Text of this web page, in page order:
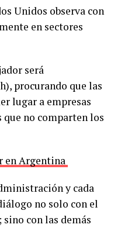
Unidos observa con
en sectores
será
procurando que las
lugar a empresas
no comparten los
en Argentina
y cada
no solo con el
con las demás